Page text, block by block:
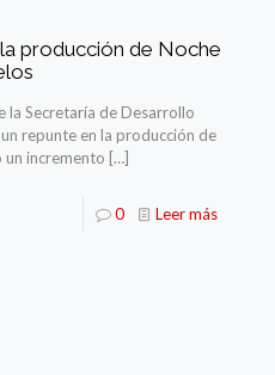
producción de Noche
la Secretaría de Desarrollo
repunte en la producción de
un incremento […]
0 Leer más